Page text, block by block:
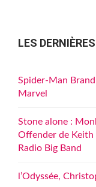
LES
Spider-Man
Marvel
Stone alone :
Offender de Keith
Radio Big Band
l’Odyssée,